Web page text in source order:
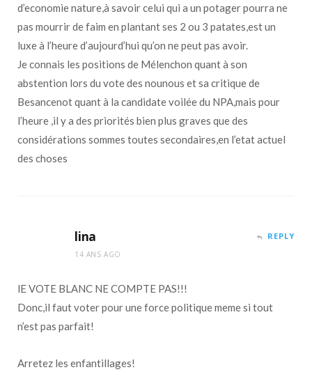
d’economie nature,à savoir celui qui a un potager pourra ne
pas mourrir de faim en plantant ses 2 ou 3 patates,est un
luxe à l’heure d’aujourd’hui qu’on ne peut pas avoir.
Je connais les positions de Mélenchon quant à son
abstention lors du vote des nounous et sa critique de
Besancenot quant à la candidate voilée du NPA,mais pour
l’heure ,il y a des priorités bien plus graves que des
considérations sommes toutes secondaires,en l’etat actuel
des choses
lina
14 ANS AGO
REPLY
lE VOTE BLANC NE COMPTE PAS!!!
Donc,il faut voter pour une force politique meme si tout
n’est pas parfait!
Arretez les enfantillages!